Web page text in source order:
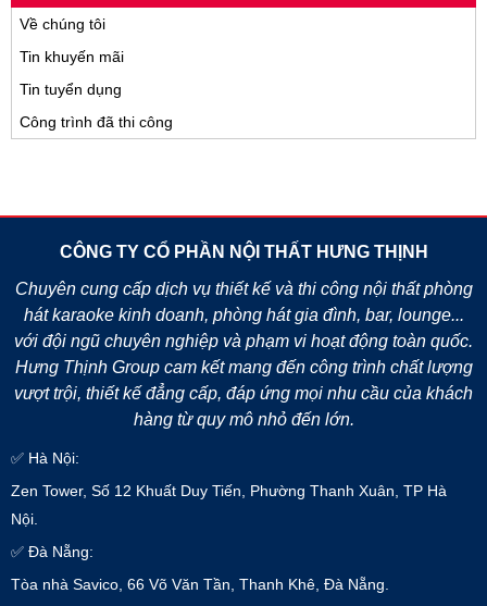
Về chúng tôi
Tin khuyến mãi
Tin tuyển dụng
Công trình đã thi công
CÔNG TY CỔ PHẦN NỘI THẤT HƯNG THỊNH
Chuyên cung cấp dịch vụ thiết kế và thi công nội thất phòng
hát karaoke kinh doanh, phòng hát gia đình, bar, lounge...
với đội ngũ chuyên nghiệp và phạm vi hoạt động toàn quốc.
Hưng Thịnh Group cam kết mang đến công trình chất lượng
vượt trội, thiết kế đẳng cấp, đáp ứng mọi nhu cầu của khách
hàng từ quy mô nhỏ đến lớn.
✅ Hà Nội:
Zen Tower, Số 12 Khuất Duy Tiến, Phường Thanh Xuân, TP Hà
Nội.
✅ Đà Nẵng:
Tòa nhà Savico, 66 Võ Văn Tần, Thanh Khê, Đà Nẵng.